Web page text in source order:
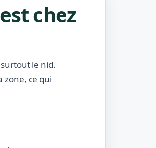
chez
le nid.
zone, ce qui